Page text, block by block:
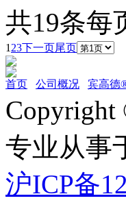
共19条每
1 23下一页尾页
首页 公司概况 宾高德
Copyright
专业从事
沪ICP备